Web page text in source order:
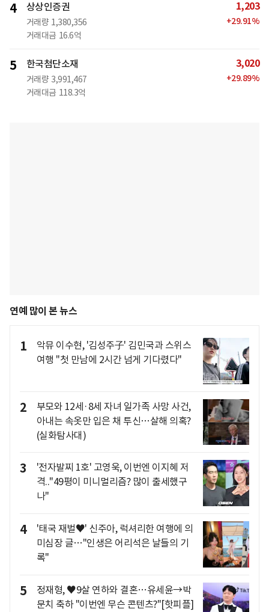
4 상상인증권
거래량 1,380,356
거래대금 16.6억
1,203
+29.91%
5 한국첨단소재
거래량 3,991,467
거래대금 118.3억
3,020
+29.89%
연예 많이 본 뉴스
1
악뮤 이수현, '김성주子' 김민국과 스위스
여행 "첫 만남에 2시간 넘게 기다렸다"
2
부모와 12세·8세 자녀 일가족 사망 사건,
아내는 속옷만 입은 채 투신…살해 의혹?
(실화탐사대)
3
'전자발찌 1호' 고영욱, 이번엔 이지혜 저
격.."49평이 미니멀리즘? 많이 출세했구
나"
4
'태국 재벌♥' 신주아, 럭셔리한 여행에 의
미심장 글…"인생은 어리석은 날들의 기
록"
5
정재형, ♥9살 연하와 결혼…유세윤→박
문치 축하 "이번엔 무슨 콘텐츠?"[핫피플]